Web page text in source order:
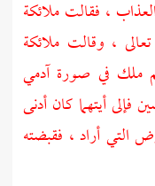
، فقالت ملائكة
تعالى ، وقالت ملائكة
ملك في صورة آدمي
فإلى أيتهما كان أدنى
التي أراد ، فقبضته